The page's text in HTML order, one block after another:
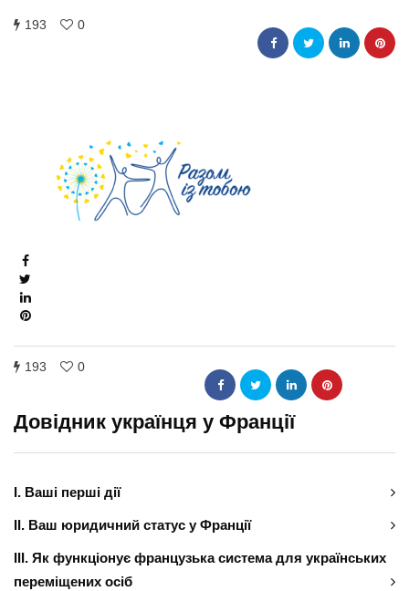
193 0
193 0
Довідник українця у Франції
І. Ваші перші дії
ІІ. Ваш юридичний статус у Франції
ІІІ. Як функціонує французька система для українських
переміщених осіб